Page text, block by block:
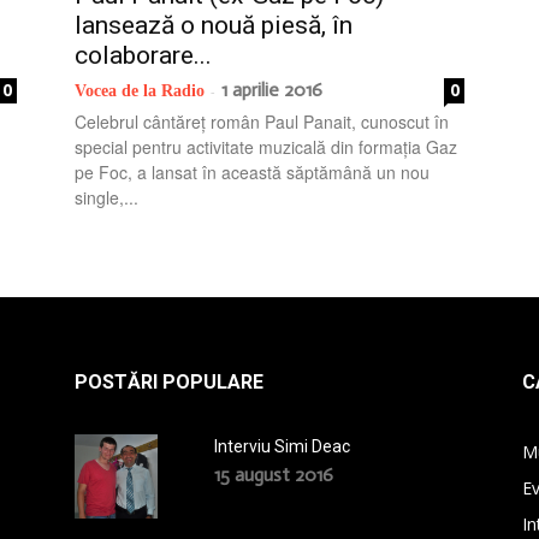
0
lansează o nouă piesă, în
colaborare...
Vocea de la Radio - 1 aprilie 2016 0
Celebrul cântăreț român Paul Panait, cunoscut în
special pentru activitate muzicală din formația Gaz
pe Foc, a lansat în această săptămână un nou
single,...
POSTĂRI POPULARE
Interviu Simi Deac
15 august 2016